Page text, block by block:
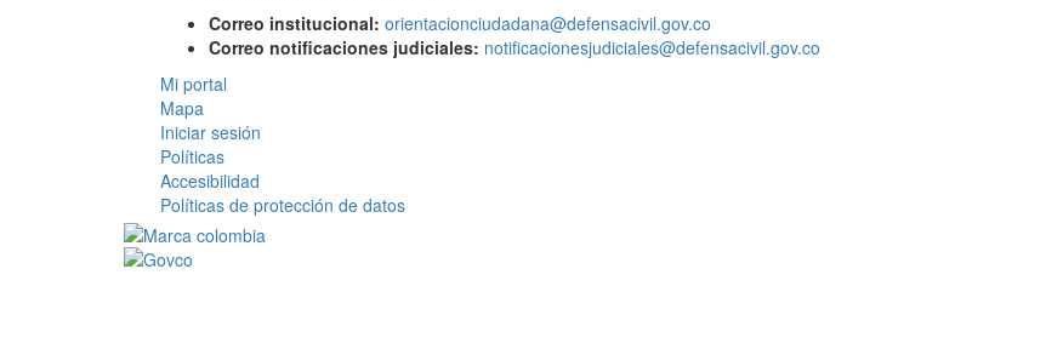
Correo institucional: orientacionciudadana@defensacivil.gov.co
Correo notificaciones judiciales: notificacionesjudiciales@defensacivil.gov.co
Mi portal
Mapa
Iniciar sesión
Políticas
Accesibilidad
Políticas de protección de datos